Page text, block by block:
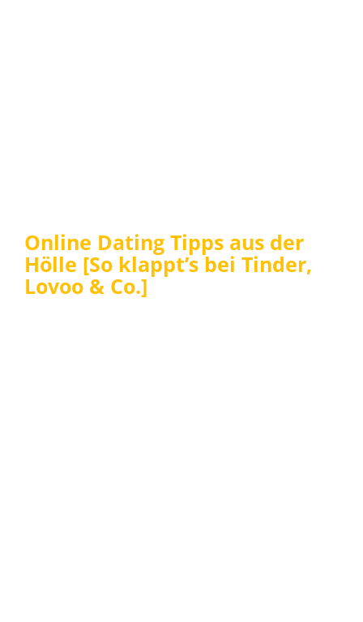
Online Dating Tipps aus der
Hölle [So klappt’s bei Tinder,
Lovoo & Co.]